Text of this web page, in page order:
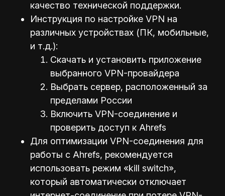
качество технической поддержки.
Инструкция по настройке VPN на
различных устройствах (ПК, мобильные,
и т.д.):
Скачать и установить приложение
выбранного VPN-провайдера
Выбрать сервер, расположенный за
пределами России
Включить VPN-соединение и
проверить доступ к Ahrefs
Для оптимизации VPN-соединения для
работы с Ahrefs, рекомендуется
использовать режим «kill switch»,
который автоматически отключает